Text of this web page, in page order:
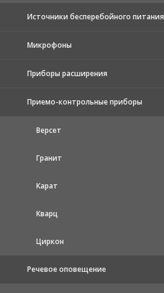
Источники бесперебойного питания
Микрофоны
Приборы расширения
Приемо-контрольные приборы
Версет
Гранит
Карат
Кварц
Циркон
Речевое оповещение